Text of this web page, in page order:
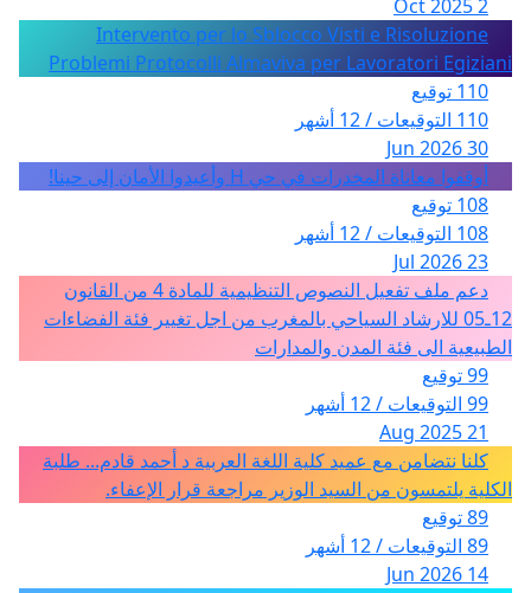
2 Oct 2025
Intervento per lo Sblocco Visti e Risoluzione
Problemi Protocolli Almaviva per Lavoratori Egiziani
110 توقيع
110 التوقيعات / 12 أشهر
30 Jun 2026
أوقفوا معاناة المخدرات في حي H وأعيدوا الأمان إلى حينا!
108 توقيع
108 التوقيعات / 12 أشهر
23 Jul 2026
دعم ملف تفعيل النصوص التنظيمية للمادة 4 من القانون
12ـ05 للارشاد السياحي بالمغرب من اجل تغيير فئة الفضاءات
الطبيعية الى فئة المدن والمدارات
99 توقيع
99 التوقيعات / 12 أشهر
21 Aug 2025
كلنا نتضامن مع عميد كلية اللغة العربية د أحمد قادم... طلبة
الكلية يلتمسون من السيد الوزير مراجعة قرار الإعفاء.
89 توقيع
89 التوقيعات / 12 أشهر
14 Jun 2026